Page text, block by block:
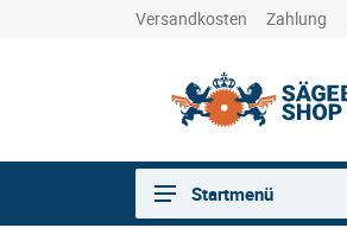
Versandkosten Zahlung
Startmenü